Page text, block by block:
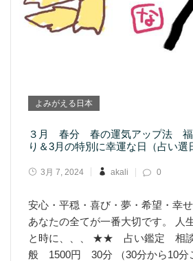
よみがえる日本
３月 春分 春の運気アップ法 福
り＆3月の特別に幸運な日（占い選
3月 7, 2024 akali 0
安心・平穏・喜び・夢・希望・幸
あなたの全てが一番大切です。
と時に、、、 ★★ 占い鑑定 相
般 1500円 30分 （30分から10分